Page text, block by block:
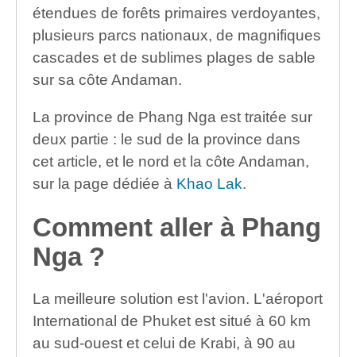
étendues de forêts primaires verdoyantes,
plusieurs parcs nationaux, de magnifiques
cascades et de sublimes plages de sable
sur sa côte Andaman.
La province de Phang Nga est traitée sur
deux partie : le sud de la province dans
cet article, et le nord et la côte Andaman,
sur la page dédiée à Khao Lak.
Comment aller à Phang
Nga ?
La meilleure solution est l'avion. L'aéroport
International de Phuket est situé à 60 km
au sud-ouest et celui de Krabi, à 90 au